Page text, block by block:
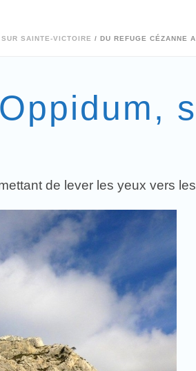
SAINTE-VICTOIRE / DU REFUGE CÉZANNE
de lever les yeux vers